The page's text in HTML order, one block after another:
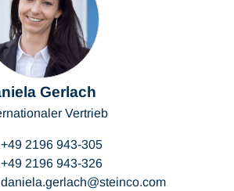
Gerlach
Vertrieb
+49 2196 943-305
+49 2196 943-326
daniela.gerlach
steinco com